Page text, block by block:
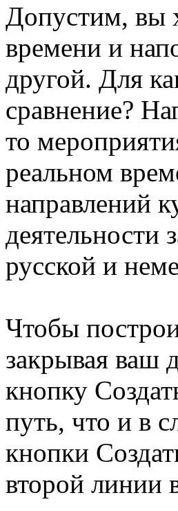
Допустим, вы
времени и
другой. Для
сравнение?
то
реальном
направлений
деятельности
русской и
Чтобы
закрывая ваш
кнопку
путь, что и в
кнопки
второй линии